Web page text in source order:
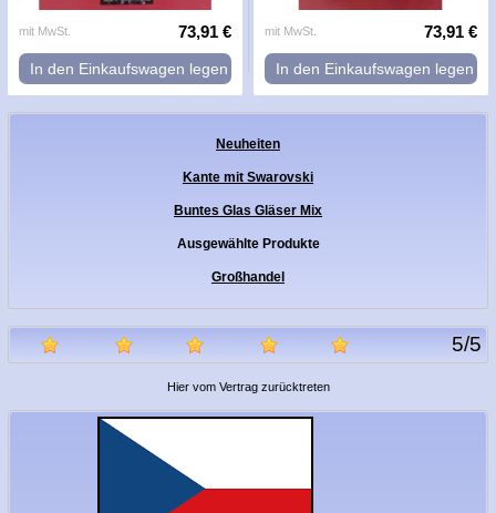
Neuheiten
Kante mit Swarovski
Buntes Glas Gläser Mix
Ausgewählte Produkte
Großhandel
5/5
Hier vom Vertrag zurücktreten
mit MwSt. 73,91 €
In den Einkaufswagen legen
mit MwSt. 73,91 €
In den Einkaufswagen legen